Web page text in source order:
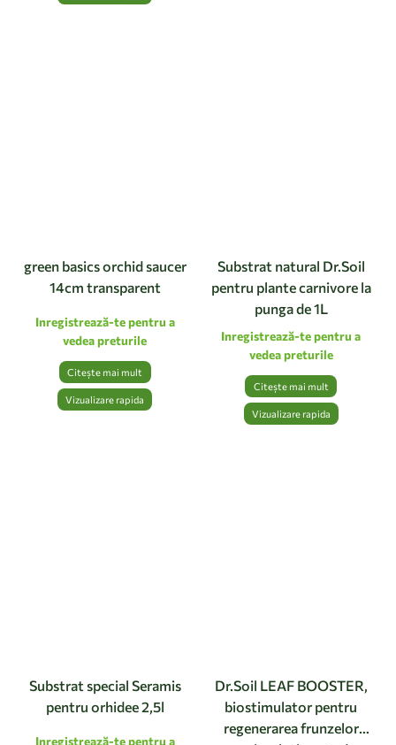
green basics orchid saucer
14cm transparent
Inregistrează-te pentru a
vedea preturile
Citește mai mult
Vizualizare rapida
Substrat natural Dr.Soil
pentru plante carnivore la
punga de 1L
Inregistrează-te pentru a
vedea preturile
Citește mai mult
Vizualizare rapida
Substrat special Seramis
pentru orhidee 2,5l
Inregistrează-te pentru a
Dr.Soil LEAF BOOSTER,
biostimulator pentru
regenerarea frunzelor